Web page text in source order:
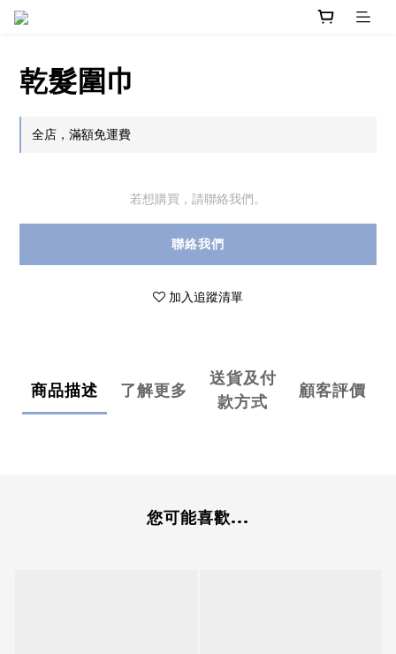
乾髮圍巾
全店，滿額免運費
若想購買，請聯絡我們。
聯絡我們
加入追蹤清單
商品描述 了解更多
送貨及付
款方式
顧客評價
您可能喜歡...